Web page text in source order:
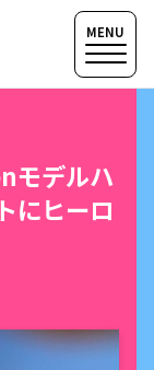
モデルハ
にヒーロ